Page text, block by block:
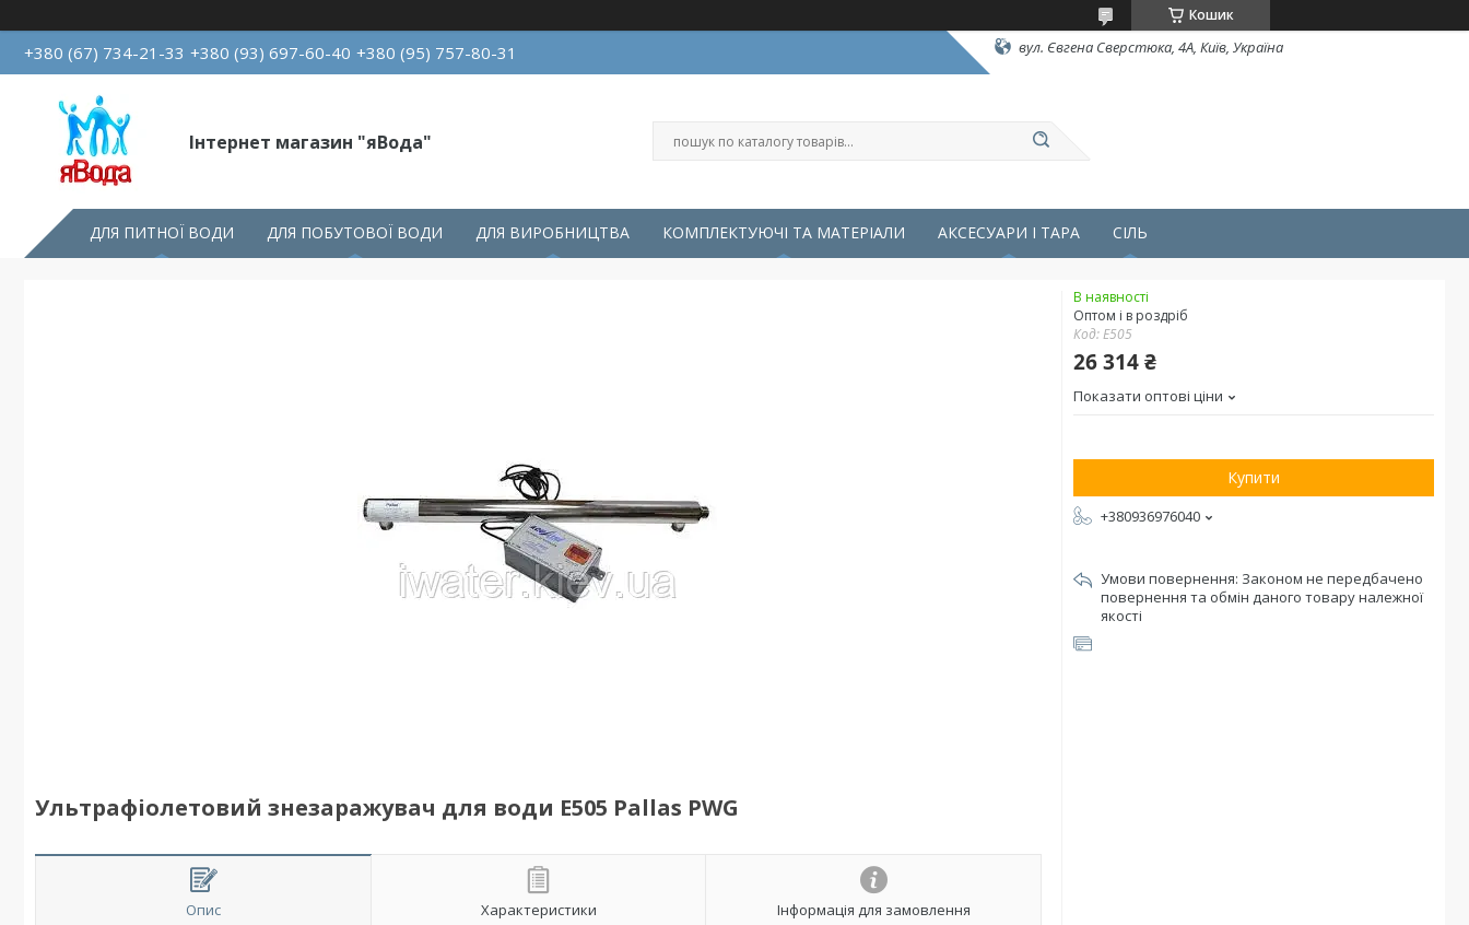
Кошик
+380 (67) 734-21-33 +380 (93) 697-60-40 +380 (95) 757-80-31 вул. Євгена Сверстюка, 4А, Київ, Україна
Інтернет магазин "яВода"
ДЛЯ ПИТНОЇ ВОДИ ДЛЯ ПОБУТОВОЇ ВОДИ ДЛЯ ВИРОБНИЦТВА КОМПЛЕКТУЮЧІ ТА МАТЕРІАЛИ АКСЕСУАРИ І ТАРА СІЛЬ
Ультрафіолетовий знезаражувач для води E505 Pallas PWG
Опис Характеристики Інформація для замовлення
В наявності
Оптом і в роздріб
Код:E505
26 314 ₴
Показати оптові ціни
Купити
+380936976040
Законом не передбачено
повернення та обмін даного товару належної
якості